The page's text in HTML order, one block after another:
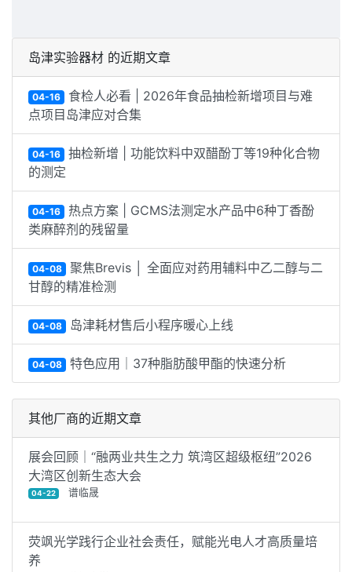
04-16 抽检新增 | 功能饮料中双醋酚丁等19种化合物
的测定
04-16 热点方案 | GCMS法测定水产品中6种丁香酚
类麻醉剂的残留量
04-08 聚焦Brevis │ 全面应对药用辅料中乙二醇与二
甘醇的精准检测
04-08 岛津耗材售后小程序暖心上线
04-08 特色应用｜37种脂肪酸甲酯的快速分析
其他厂商的近期文章
展会回顾｜“融两业共生之力 筑湾区超级枢纽”2026
大湾区创新生态大会
04-22 谱临晟
荧飒光学践行企业社会责任，赋能光电人才高质量培
养
04-22 荧飒光学
报名通知丨英斯特朗塑料力学测试高阶培训研讨会
04-22